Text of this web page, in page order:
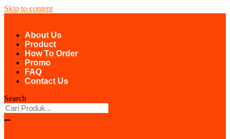
Skip to content
About Us
Product
How To Order
Promo
FAQ
Contact Us
Search